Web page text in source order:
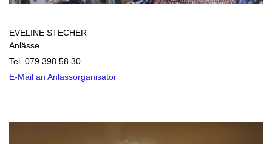
EVELINE STECHER
Anlässe
Tel. 079 398 58 30
E-Mail an Anlassorganisator